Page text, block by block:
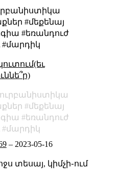
#մեքենայ
#եռանդուժ
#մարդիկ
մեքենայ
եռանդուժ
մարդիկ
– 2023-05-16
տեսայ, կիմչի֊ում